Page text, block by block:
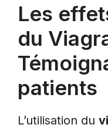
Les
du
patients
L’utilisation du